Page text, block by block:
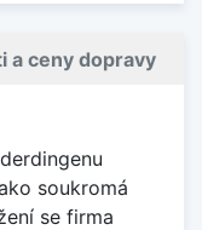
a ceny dopravy
soukromá
se firma